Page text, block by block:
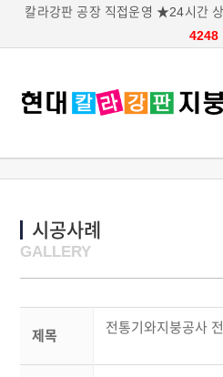
칼라강판 공장 직접운영 ★24시간
4248
시공사례
GALLERY
제목
전통기와지붕공사